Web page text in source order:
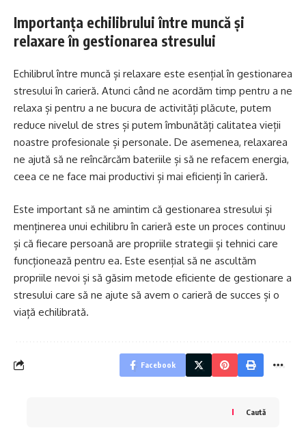
Importanța echilibrului între muncă și
relaxare în gestionarea stresului
Echilibrul între muncă și relaxare este esențial în gestionarea
stresului în carieră. Atunci când ne acordăm timp pentru a ne
relaxa și pentru a ne bucura de activități plăcute, putem
reduce nivelul de stres și putem îmbunătăți calitatea vieții
noastre profesionale și personale. De asemenea, relaxarea
ne ajută să ne reîncărcăm bateriile și să ne refacem energia,
ceea ce ne face mai productivi și mai eficienți în carieră.
Este important să ne amintim că gestionarea stresului și
menținerea unui echilibru în carieră este un proces continuu
și că fiecare persoană are propriile strategii și tehnici care
funcționează pentru ea. Este esențial să ne ascultăm
propriile nevoi și să găsim metode eficiente de gestionare a
stresului care să ne ajute să avem o carieră de succes și o
viață echilibrată.
Facebook
Caută